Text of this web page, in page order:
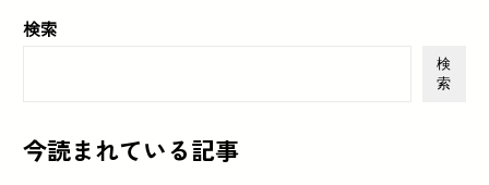
検索
検
索
今読まれている記事